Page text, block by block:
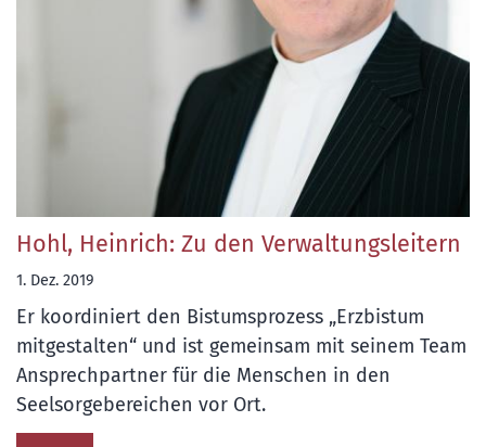
Hohl, Heinrich: Zu den Verwaltungsleitern
1. Dez. 2019
Er koordiniert den Bistumsprozess „Erzbistum
mitgestalten“ und ist gemeinsam mit seinem Team
Ansprechpartner für die Menschen in den
Seelsorgebereichen vor Ort.